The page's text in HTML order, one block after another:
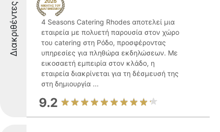
Διακριθέντες
4 Seasons Catering Rhodes αποτελεί μια
εταιρεία με πολυετή παρουσία στον χώρο
του catering στη Ρόδο, προσφέροντας
υπηρεσίες για πληθώρα εκδηλώσεων. Με
εικοσαετή εμπειρία στον κλάδο, η
εταιρεία διακρίνεται για τη δέσμευσή της
στη δημιουργία ...
9.2